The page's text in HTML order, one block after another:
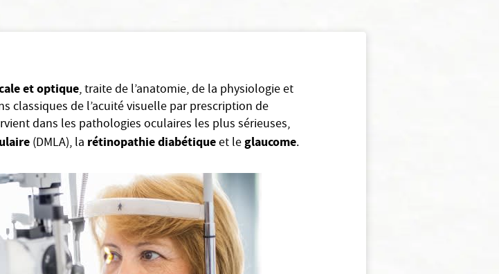
et optique, traite de l’anatomie, de la physiologie et
classiques de l’acuité visuelle par prescription de
dans les pathologies oculaires les plus sérieuses,
(DMLA), la rétinopathie diabétiqueet leglaucome.